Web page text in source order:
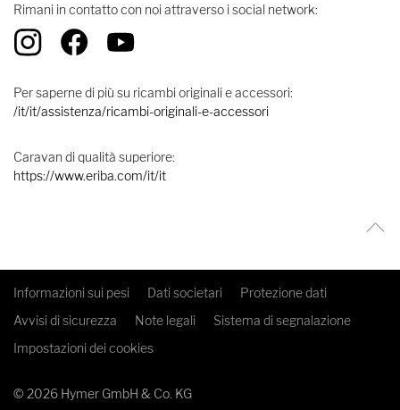
Rimani in contatto con noi attraverso i social network:
Per saperne di più su ricambi originali e accessori:
/it/it/assistenza/ricambi-originali-e-accessori
Caravan di qualità superiore:
https://www.eriba.com/it/it
Informazioni sui pesi Dati societari
Protezione dati
Avvisi di sicurezza
Note legali
Sistema di segnalazione
Impostazioni dei cookies
© 2026 Hymer GmbH & Co. KG